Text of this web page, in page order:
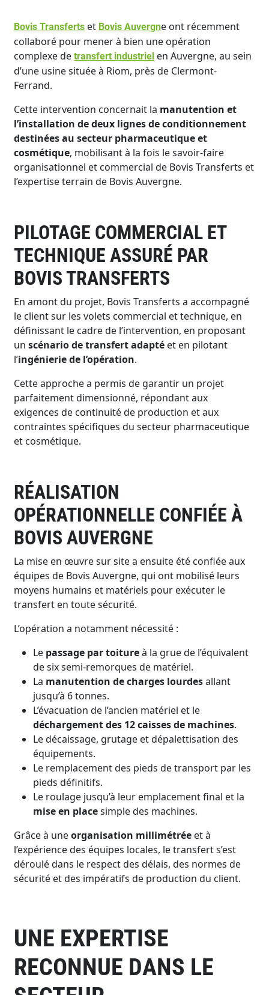
Bovis Transferts et Bovis Auvergne ont récemment
collaboré pour mener à bien une opération
complexe detransfert industriel en Auvergne, au sein
d’une usine située à Riom, près de Clermont-
Ferrand.
Cette intervention concernait la manutention et
l’installation de deux lignes de conditionnement
destinées au secteur pharmaceutique et
cosmétique, mobilisant à la fois le savoir-faire
organisationnel et commercial de Bovis Transferts et
l’expertise terrain de Bovis Auvergne.
PILOTAGE COMMERCIAL ET
TECHNIQUE ASSURÉ PAR
BOVIS TRANSFERTS
En amont du projet, Bovis Transferts a accompagné
le client sur les volets commercial et technique, en
définissant le cadre de l’intervention, en proposant
unscénario de transfert adapté et en pilotant
l’ingénierie de l’opération.
Cette approche a permis de garantir un projet
parfaitement dimensionné, répondant aux
exigences de continuité de production et aux
contraintes spécifiques du secteur pharmaceutique
et cosmétique.
RÉALISATION
OPÉRATIONNELLE CONFIÉE À
BOVIS AUVERGNE
La mise en œuvre sur site a ensuite été confiée aux
équipes de Bovis Auvergne, qui ont mobilisé leurs
moyens humains et matériels pour exécuter le
transfert en toute sécurité.
L’opération a notamment nécessité :
Le passage par toitureà la grue de l’équivalent
de six semi-remorques de matériel.
La manutention de charges lourdesallant
jusqu’à 6 tonnes.
L’évacuation de l’ancien matériel et le
déchargement des 12 caisses de machines.
Le décaissage, grutage et dépalettisation des
équipements.
Le remplacement des pieds de transport par les
pieds définitifs.
Le roulage jusqu’à leur emplacement final et la
mise en placesimple des machines.
Grâce à uneorganisation millimétrée et à
l’expérience des équipes locales, le transfert s’est
déroulé dans le respect des délais, des normes de
sécurité et des impératifs de production du client.
UNE EXPERTISE
RECONNUE DANS LE